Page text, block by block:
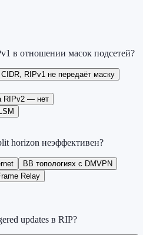
в отношении масок подсетей?
RIPv1 не передаёт маску
RIPv2 — нет
horizon неэффективен?
B В топологиях с DMVPN
Relay
updates в RIP?